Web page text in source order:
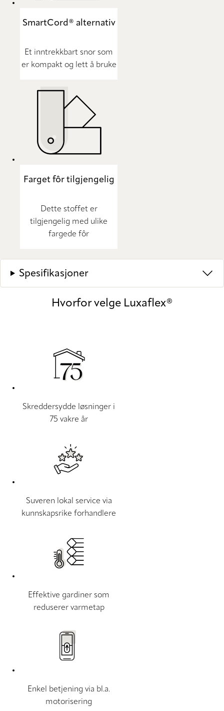
SmartCord® alternativ
Et inntrekkbart snor som
er kompakt og lett å bruke
Farget fôr tilgjengelig
Dette stoffet er
tilgjengelig med ulike
fargede fôr
Spesifikasjoner
Hvorfor velge Luxaflex®
Skreddersydde løsninger i
75 vakre år
Suveren lokal service via
kunnskapsrike forhandlere
Effektive gardiner som
reduserer varmetap
Enkel betjening via bl.a.
motorisering